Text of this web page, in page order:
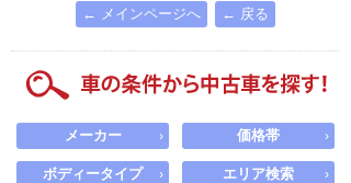
← メインページへ ← 戻る
メーカー › 価格帯 ›
ボディータイプ › エリア検索 ›